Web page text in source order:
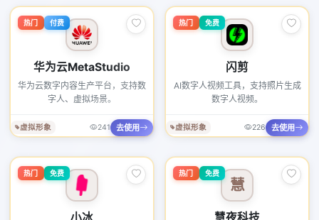
热门 付费
华为云MetaStudio
华为云数字内容生产平台，支持数
字人、虚拟场景。
虚拟形象 241 去使用
热门 免费
闪剪
AI数字人视频工具，支持照片生成
数字人视频。
虚拟形象 226 去使用
热门 免费
小冰
慧
热门 免费
慧夜科技